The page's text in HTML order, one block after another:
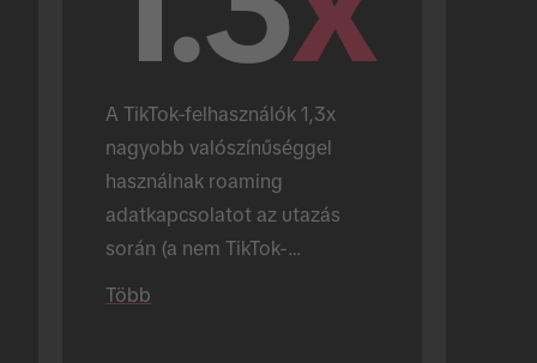
A TikTok-felhasználók 1,3x
nagyobb valószínűséggel
használnak roaming
adatkapcsolatot az utazás
során (a nem TikTok-
Több